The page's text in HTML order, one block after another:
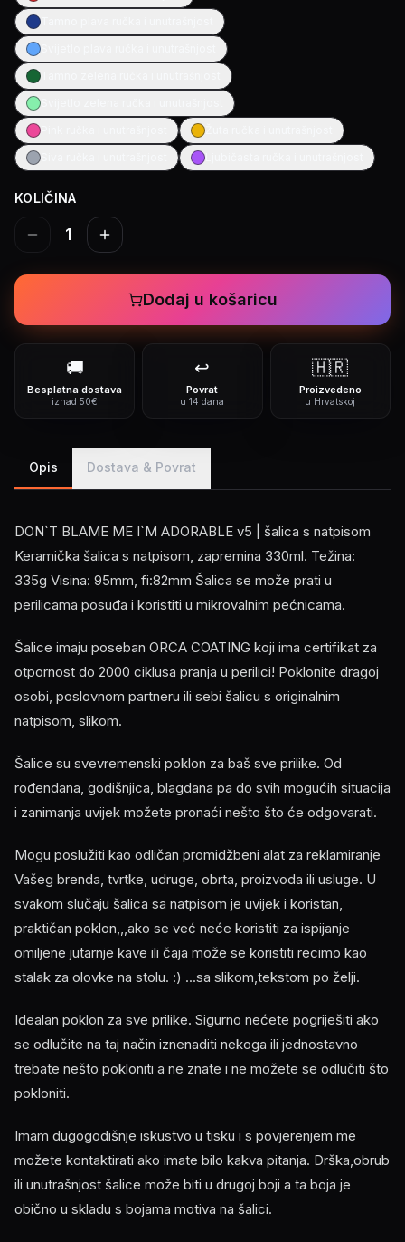
KOLIČINA
1
Dodaj u košaricu
🚚
Besplatna dostava
iznad 50€
↩️
Povrat
u 14 dana
🇭🇷
Proizvedeno
u Hrvatskoj
Opis Dostava & Povrat
DON`T BLAME ME I`M ADORABLE v5 | šalica s natpisom
Keramička šalica s natpisom, zapremina 330ml. Težina:
335g Visina: 95mm, fi:82mm Šalica se može prati u
perilicama posuđa i koristiti u mikrovalnim pećnicama.
Šalice imaju poseban ORCA COATING koji ima certifikat za
otpornost do 2000 ciklusa pranja u perilici! Poklonite dragoj
osobi, poslovnom partneru ili sebi šalicu s originalnim
natpisom, slikom.
Šalice su svevremenski poklon za baš sve prilike. Od
rođendana, godišnjica, blagdana pa do svih mogućih situacija
i zanimanja uvijek možete pronaći nešto što će odgovarati.
Mogu poslužiti kao odličan promidžbeni alat za reklamiranje
Vašeg brenda, tvrtke, udruge, obrta, proizvoda ili usluge. U
svakom slučaju šalica sa natpisom je uvijek i koristan,
praktičan poklon,,,ako se već neće koristiti za ispijanje
omiljene jutarnje kave ili čaja može se koristiti recimo kao
stalak za olovke na stolu. :) ...sa slikom,tekstom po želji.
Idealan poklon za sve prilike. Sigurno nećete pogriješiti ako
se odlučite na taj način iznenaditi nekoga ili jednostavno
trebate nešto pokloniti a ne znate i ne možete se odlučiti što
pokloniti.
Imam dugogodišnje iskustvo u tisku i s povjerenjem me
možete kontaktirati ako imate bilo kakva pitanja. Drška,obrub
ili unutrašnjost šalice može biti u drugoj boji a ta boja je
obično u skladu s bojama motiva na šalici.